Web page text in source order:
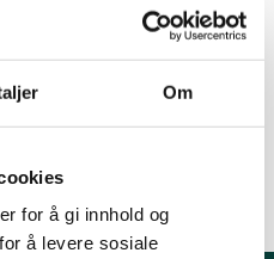
Om
for å gi innhold og
å levere sosiale
salg av økologiske
Naturvernbutikk og
Velkommen!